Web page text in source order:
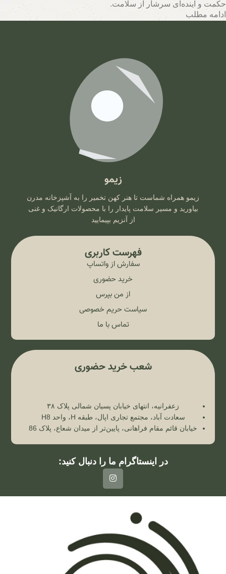
حکمت و آینده‌ای سرشار از سلامت.
تخمیری و هر جرعه نوشیدنی پروبیوتیک، داستانی از عشق به طبیعت و
علاقه به سلامت انسان روایت می‌کند. با زیمو، شما نه تنها محصولی
خریداری می‌کنید، بلکه سبک زندگی‌ای طبیعی و پایدار را انتخاب
می‌کنید که ریشه در فرهنگ اصیل و شاخه در آسمان علم امروز دارد.
ادامه مطلب
زیمو
زیمو همراه شماست تا هنر کهن تخمیر را به آشپزخانه مدرن
بیاورید و مسیر سلامت پایدار را با محصولات ارگانیک و غنی
از آنزیم بپیمایید
فهرست کاربری
سفارش از واتساپ
خرید حضوری
از من بپرس
سیاست حریم خصوصی
تماس با ما
شعب خرید حضوری
زعفرانیه، انتهای خیابان پسیان شمالی پلاک ۳۸
سعادت آباد، مجتمع تجاری اپال، طبقه H، واحد H8
خیابان قائم مقام فراهانی، پایین‌تر از میدان شعاع، پلاک 86
در اینستاگرام ما را دنبال کنید: